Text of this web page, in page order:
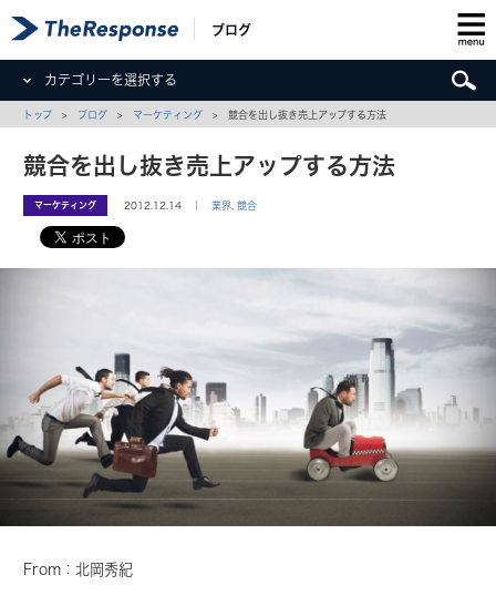
ブログ
カテゴリーを選択する
トップ > ブログ > マーケティング > 競合を出し抜き売上アップする方法
競合を出し抜き売上アップする方法
マーケティング 2012.12.14 ｜業界 ,競合
From：北岡秀紀